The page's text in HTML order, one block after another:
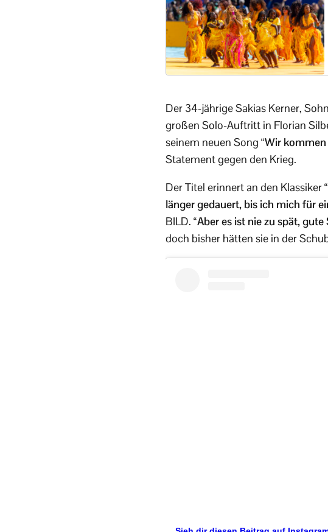
Der 34-jährige Sakias Kerner,
großen Solo-Auftritt in Florian
seinem neuen Song “Wir
Statement gegen den Krieg.
Der Titel erinnert an den Klassiker
länger gedauert, bis ich mich für
BILD. “Aber es ist nie zu spät,
doch bisher hätten sie in der